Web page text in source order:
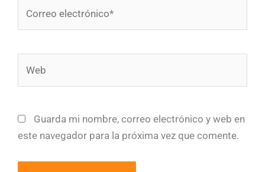
Guarda mi nombre, correo electrónico y web en
este navegador para la próxima vez que comente.